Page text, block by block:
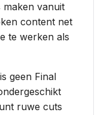
maken vanuit
content net
te werken als
geen Final
ruwe cuts